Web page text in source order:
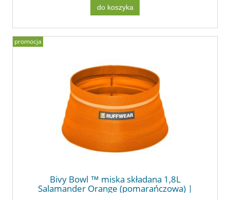
do koszyka
Bivy Bowl ™ miska składana 1,8L
Salamander Orange (pomarańczowa) |
promocja